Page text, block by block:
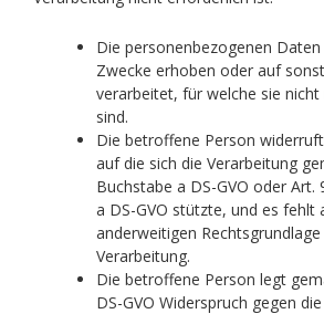
Die personenbezogenen
Zwecke erhoben oder auf
verarbeitet, für welche sie
sind.
Die betroffene Person
auf die sich die Verarbeitung
Buchstabe a DS-GVO oder Art.
a DS-GVO stützte, und es fehlt
anderweitigen
Verarbeitung.
Die betroffene Person legt
DS-GVO Widerspruch gegen